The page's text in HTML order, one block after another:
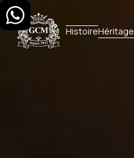
HistoireHéritage